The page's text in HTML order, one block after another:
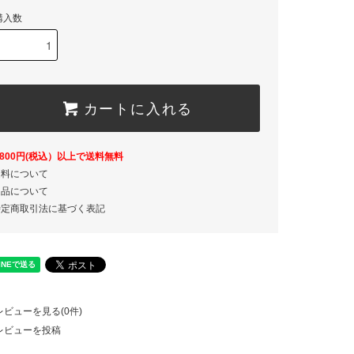
入数
カートに入れる
円(税込）以上で送料無料
について
について
商取引法に基づく表記
ビューを見る(0件)
ビューを投稿